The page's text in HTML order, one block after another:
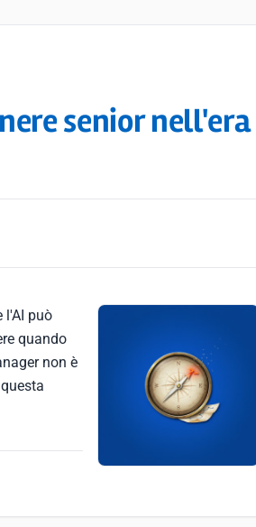
senior nell'era
l'AI può
quando
non è